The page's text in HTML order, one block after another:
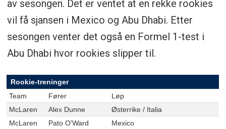
av sesongen. Det er ventet at en rekke rookies
vil få sjansen i Mexico og Abu Dhabi. Etter
sesongen venter det også en Formel 1-test i
Abu Dhabi hvor rookies slipper til.
Rookie-treninger
Team
Fører
Løp
McLaren
Alex Dunne
Østerrike / Italia
McLaren
Pato O'Ward
Mexico